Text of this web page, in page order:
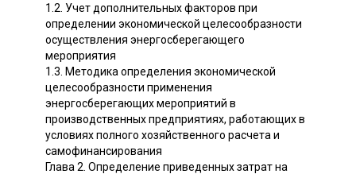
1.2. Учет дополнительных факторов при
определении экономической целесообразности
осуществления энергосберегающего
мероприятия
1.3. Методика определения экономической
целесообразности применения
энергосберегающих мероприятий в
производственных предприятиях, работающих в
условиях полного хозяйственного расчета и
самофинансирования
Глава 2. Определение приведенных затрат на